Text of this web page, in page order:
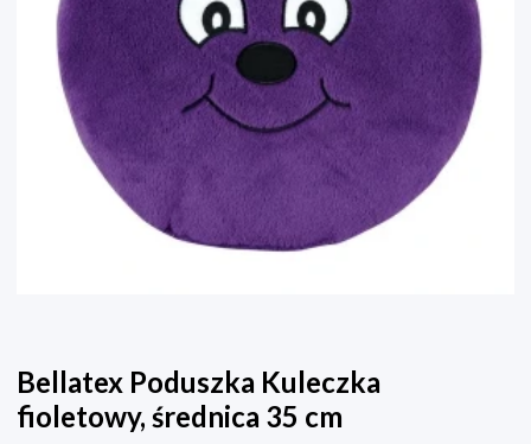
Bellatex Poduszka Kuleczka
fioletowy, średnica 35 cm